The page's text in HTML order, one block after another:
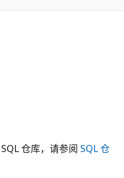
仓库，请参阅 SQL 仓